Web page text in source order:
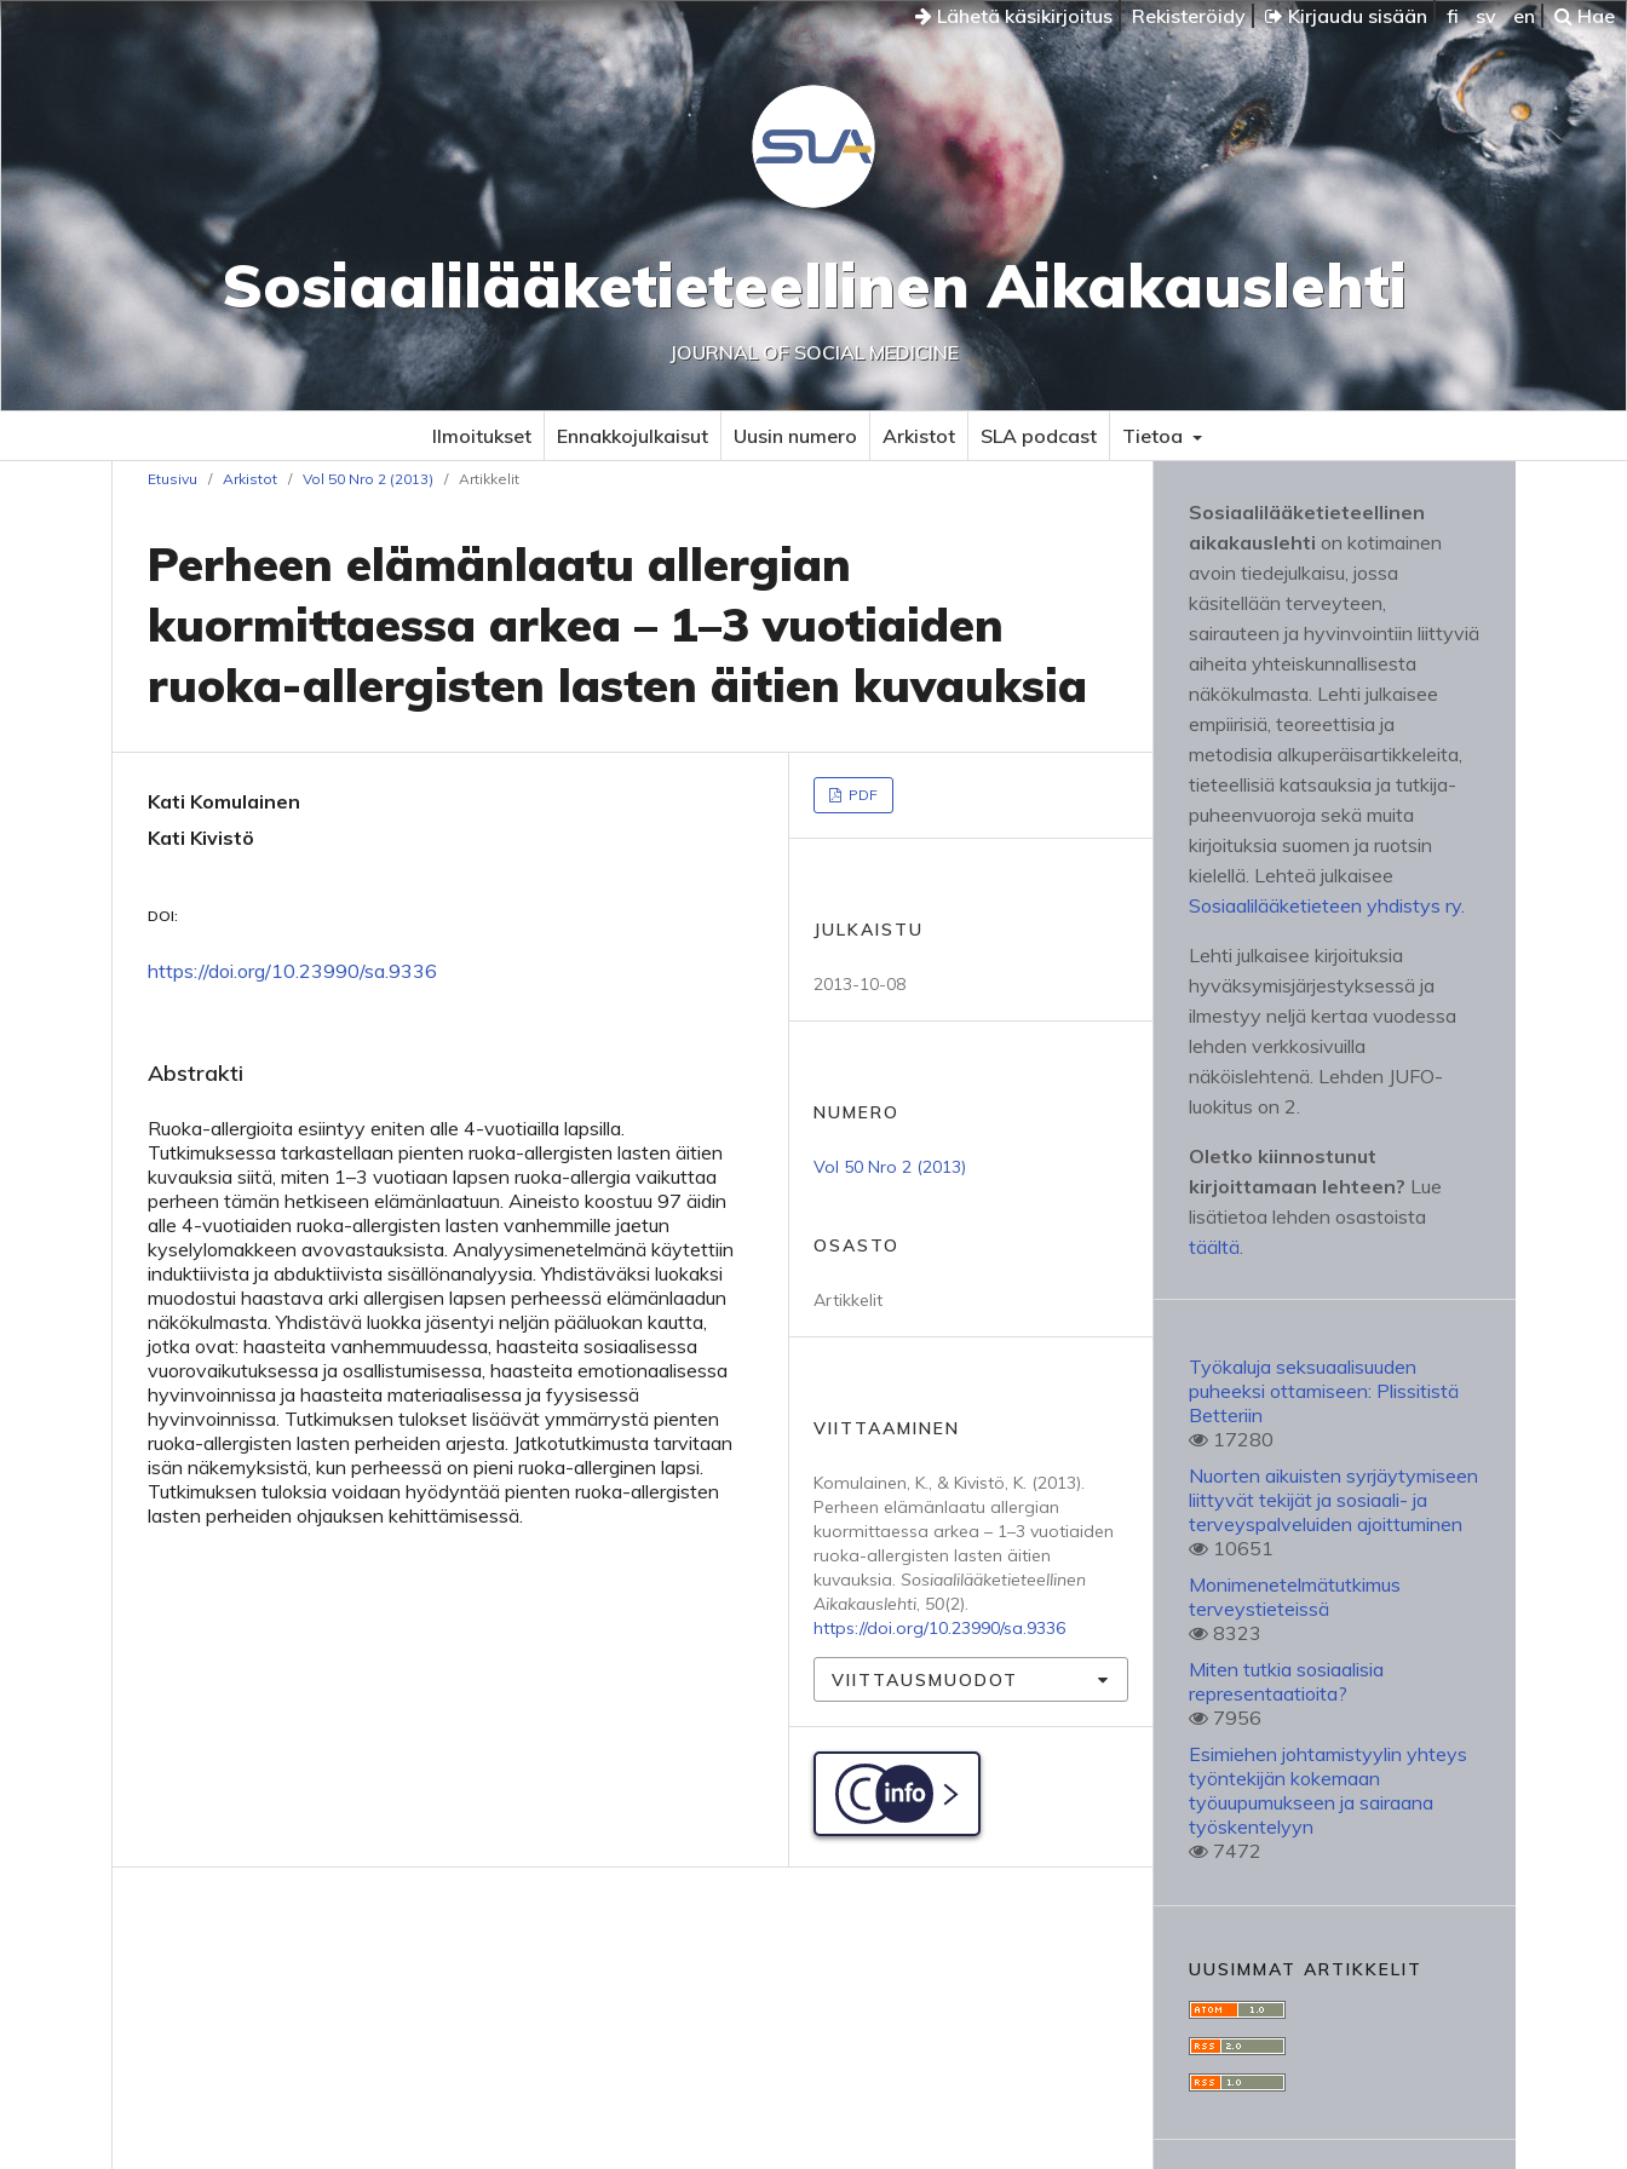
Lähetä käsikirjoitus Rekisteröidy Kirjaudu sisään fi sv en Hae
Sosiaalilääketieteellinen Aikakauslehti
JOURNAL OF SOCIAL MEDICINE
Ilmoitukset Ennakkojulkaisut Uusin numero Arkistot SLA podcast Tietoa
Etusivu / Arkistot / Vol 50 Nro 2 (2013) / Artikkelit
Perheen elämänlaatu allergian
kuormittaessa arkea – 1–3 vuotiaiden
ruoka-allergisten lasten äitien kuvauksia
Kati Komulainen
Kati Kivistö
DOI:
https://doi.org/10.23990/sa.9336
Abstrakti
Ruoka-allergioita esiintyy eniten alle 4-vuotiailla lapsilla.
Tutkimuksessa tarkastellaan pienten ruoka-allergisten lasten äitien
kuvauksia siitä, miten 1–3 vuotiaan lapsen ruoka-allergia vaikuttaa
perheen tämän hetkiseen elämänlaatuun. Aineisto koostuu 97 äidin
alle 4-vuotiaiden ruoka-allergisten lasten vanhemmille jaetun
kyselylomakkeen avovastauksista. Analyysimenetelmänä käytettiin
induktiivista ja abduktiivista sisällönanalyysia. Yhdistäväksi luokaksi
muodostui haastava arki allergisen lapsen perheessä elämänlaadun
näkökulmasta. Yhdistävä luokka jäsentyi neljän pääluokan kautta,
jotka ovat: haasteita vanhemmuudessa, haasteita sosiaalisessa
vuorovaikutuksessa ja osallistumisessa, haasteita emotionaalisessa
hyvinvoinnissa ja haasteita materiaalisessa ja fyysisessä
hyvinvoinnissa. Tutkimuksen tulokset lisäävät ymmärrystä pienten
ruoka-allergisten lasten perheiden arjesta. Jatkotutkimusta tarvitaan
isän näkemyksistä, kun perheessä on pieni ruoka-allerginen lapsi.
Tutkimuksen tuloksia voidaan hyödyntää pienten ruoka-allergisten
lasten perheiden ohjauksen kehittämisessä.
PDF
JULKAISTU
2013-10-08
NUMERO
Vol 50 Nro 2 (2013)
OSASTO
Artikkelit
VIITTAAMINEN
Komulainen, K., & Kivistö, K. (2013).
Perheen elämänlaatu allergian
kuormittaessa arkea – 1–3 vuotiaiden
ruoka-allergisten lasten äitien
kuvauksia. Sosiaalilääketieteellinen
Aikakauslehti, 50(2).
https://doi.org/10.23990/sa.9336
VIITTAUSMUODOT
C-info
Sosiaalilääketieteellinen
aikakauslehti on kotimainen
avoin tiedejulkaisu, jossa
käsitellään terveyteen,
sairauteen ja hyvinvointiin liittyviä
aiheita yhteiskunnallisesta
näkökulmasta. Lehti julkaisee
empiirisiä, teoreettisia ja
metodisia alkuperäisartikkeleita,
tieteellisiä katsauksia ja tutkija-
puheenvuoroja sekä muita
kirjoituksia suomen ja ruotsin
kielellä. Lehteä julkaisee
Sosiaalilääketieteen yhdistys ry.
Lehti julkaisee kirjoituksia
hyväksymisjärjestyksessä ja
ilmestyy neljä kertaa vuodessa
lehden verkkosivuilla
näköislehtenä. Lehden JUFO-
luokitus on 2.
Oletko kiinnostunut
kirjoittamaan lehteen? Lue
lisätietoa lehden osastoista
täältä.
Työkaluja seksuaalisuuden
puheeksi ottamiseen: Plissitistä
Betteriin
17280
Nuorten aikuisten syrjäytymiseen
liittyvät tekijät ja sosiaali- ja
terveyspalveluiden ajoittuminen
10651
Monimenetelmätutkimus
terveystieteissä
8323
Miten tutkia sosiaalisia
representaatioita?
7956
Esimiehen johtamistyylin yhteys
työntekijän kokemaan
työuupumukseen ja sairaana
työskentelyyn
7472
UUSIMMAT ARTIKKELIT